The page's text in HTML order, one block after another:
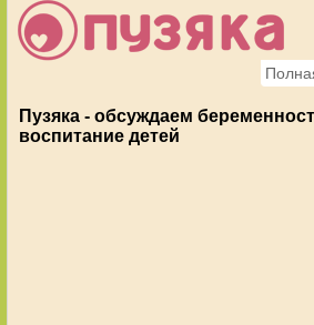
Пузяка - обсуждаем
воспитание детей